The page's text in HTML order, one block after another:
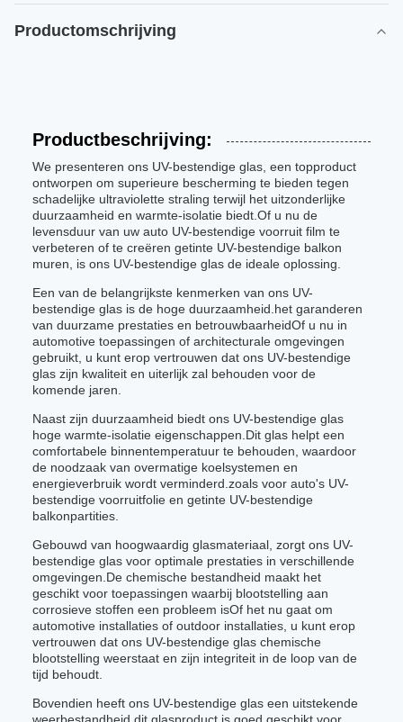
Productomschrijving
Productbeschrijving:
We presenteren ons UV-bestendige glas, een topproduct
ontworpen om superieure bescherming te bieden tegen
schadelijke ultraviolette straling terwijl het uitzonderlijke
duurzaamheid en warmte-isolatie biedt.Of u nu de
levensduur van uw auto UV-bestendige voorruit film te
verbeteren of te creëren getinte UV-bestendige balkon
muren, is ons UV-bestendige glas de ideale oplossing.
Een van de belangrijkste kenmerken van ons UV-
bestendige glas is de hoge duurzaamheid.het garanderen
van duurzame prestaties en betrouwbaarheidOf u nu in
automotive toepassingen of architecturale omgevingen
gebruikt, u kunt erop vertrouwen dat ons UV-bestendige
glas zijn kwaliteit en uiterlijk zal behouden voor de
komende jaren.
Naast zijn duurzaamheid biedt ons UV-bestendige glas
hoge warmte-isolatie eigenschappen.Dit glas helpt een
comfortabele binnentemperatuur te behouden, waardoor
de noodzaak van overmatige koelsystemen en
energieverbruik wordt verminderd.zoals voor auto's UV-
bestendige voorruitfolie en getinte UV-bestendige
balkonpartities.
Gebouwd van hoogwaardig glasmateriaal, zorgt ons UV-
bestendige glas voor optimale prestaties in verschillende
omgevingen.De chemische bestandheid maakt het
geschikt voor toepassingen waarbij blootstelling aan
corrosieve stoffen een probleem isOf het nu gaat om
automotive installaties of outdoor installaties, u kunt erop
vertrouwen dat ons UV-bestendige glas chemische
blootstelling weerstaat en zijn integriteit in de loop van de
tijd behoudt.
Bovendien heeft ons UV-bestendige glas een uitstekende